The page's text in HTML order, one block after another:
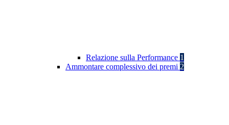
Relazione sulla Performance 1
Ammontare complessivo dei premi 2